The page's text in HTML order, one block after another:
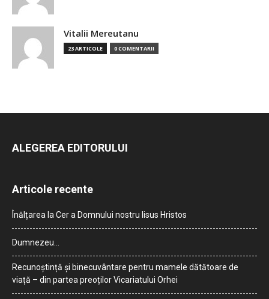
Vitalii Mereutanu
23 ARTICOLE 0 COMENTARII
ALEGEREA EDITORULUI
Articole recente
Înălțarea la Cer a Domnului nostru Iisus Hristos
Dumnezeu…
Recunoștință și binecuvântare pentru mamele dătătoare de
viață – din partea preoților Vicariatului Orhei